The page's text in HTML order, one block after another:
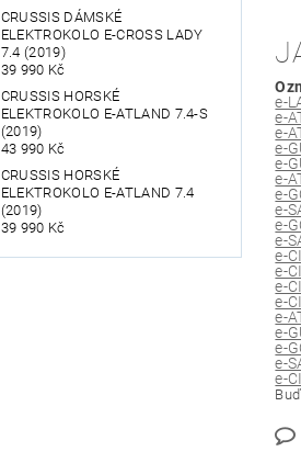
CRUSSIS DÁMSKÉ
ELEKTROKOLO E-CROSS LADY
7.4 (2019)
39 990 Kč
CRUSSIS HORSKÉ
ELEKTROKOLO E-ATLAND 7.4-S
(2019)
43 990 Kč
CRUSSIS HORSKÉ
ELEKTROKOLO E-ATLAND 7.4
(2019)
39 990 Kč
e-
e-
e-
e-
e-
e-
e-
e-
e-
e-
e-
e-
e-
e-
e-
e-
e-
e-
e-